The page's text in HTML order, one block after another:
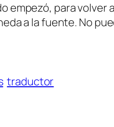
empezó, para volver
a la fuente. No
traductor